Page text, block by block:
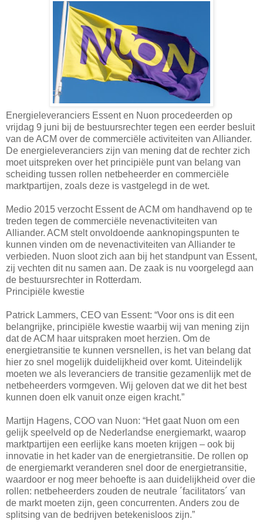
Energieleveranciers Essent en Nuon procedeerden op
vrijdag 9 juni bij de bestuursrechter tegen een eerder besluit
van de ACM over de commerciële activiteiten van Alliander.
De energieleveranciers zijn van mening dat de rechter zich
moet uitspreken over het principiële punt van belang van
scheiding tussen rollen netbeheerder en commerciële
marktpartijen, zoals deze is vastgelegd in de wet.
Medio 2015 verzocht Essent de ACM om handhavend op te
treden tegen de commerciële nevenactiviteiten van
Alliander. ACM stelt onvoldoende aanknopingspunten te
kunnen vinden om de nevenactiviteiten van Alliander te
verbieden. Nuon sloot zich aan bij het standpunt van Essent,
zij vechten dit nu samen aan. De zaak is nu voorgelegd aan
de bestuursrechter in Rotterdam.
Principiële kwestie
Patrick Lammers, CEO van Essent: “Voor ons is dit een
belangrijke, principiële kwestie waarbij wij van mening zijn
dat de ACM haar uitspraken moet herzien. Om de
energietransitie te kunnen versnellen, is het van belang dat
hier zo snel mogelijk duidelijkheid over komt. Uiteindelijk
moeten we als leveranciers de transitie gezamenlijk met de
netbeheerders vormgeven. Wij geloven dat we dit het best
kunnen doen elk vanuit onze eigen kracht.”
Martijn Hagens, COO van Nuon: “Het gaat Nuon om een
gelijk speelveld op de Nederlandse energiemarkt, waarop
marktpartijen een eerlijke kans moeten krijgen – ook bij
innovatie in het kader van de energietransitie. De rollen op
de energiemarkt veranderen snel door de energietransitie,
waardoor er nog meer behoefte is aan duidelijkheid over die
rollen: netbeheerders zouden de neutrale ´facilitators´ van
de markt moeten zijn, geen concurrenten. Anders zou de
splitsing van de bedrijven betekenisloos zijn.”